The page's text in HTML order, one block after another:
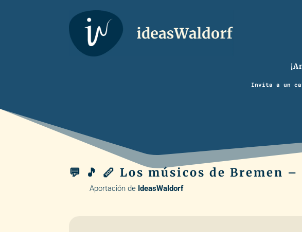
Invita a un
💬 🎵 🪈 Los músicos de Bremen –
Aportación de IdeasWaldorf